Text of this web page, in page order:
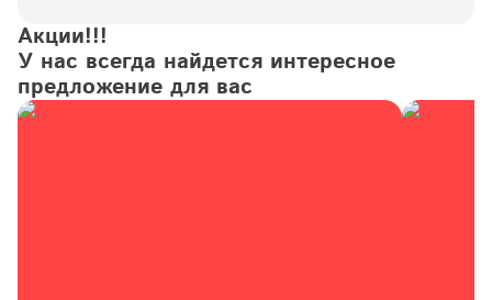
Акции!!!
У нас всегда найдется интересное
предложение для вас